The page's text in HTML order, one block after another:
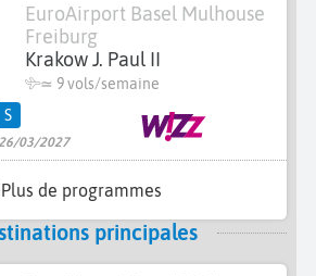
EuroAirport Basel Mulhouse
Freiburg
Krakow J. Paul II
≃ 9 vols/semaine
03/2027
S
Plus de programmes
principales